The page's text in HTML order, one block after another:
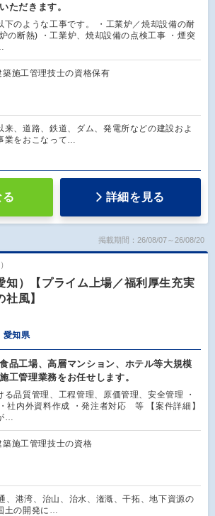
ただきます。
下のような工事です。 ・工業炉／焼却設備の耐
の断熱) ・工業炉、焼却設備の点検工事 ・煙突
築施工管理技士の資格保有
来、道路、鉄道、ダム、発電所などの建設およ
業をおこなって…
詳細を見る
掲載期間：26/08/07～26/08/20
知）【プライム上場／福利厚生充実
社風】
愛知県
品工場、高層マンション、ホテル等大規模
工管理業務をお任せします。
る品質管理、工程管理、原価管理、安全管理 ・
社内外資料作成 ・発注者対応 等 【案件詳細】
…
築施工管理技士の資格
、港湾、治山、治水、潅漑、干拓、地下資源の
土の開発に…